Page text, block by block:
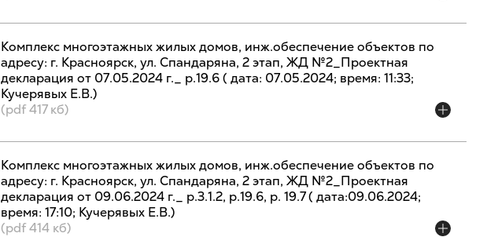
Комплекс многоэтажных жилых домов, инж.обеспечение объектов по
адресу: г. Красноярск, ул. Спандаряна, 2 этап, ЖД №2_Проектная
декларация от 07.05.2024 г._ р.19.6 ( дата: 07.05.2024; время: 11:33;
Кучерявых Е.В.)
(pdf 417 кб)
Комплекс многоэтажных жилых домов, инж.обеспечение объектов по
адресу: г. Красноярск, ул. Спандаряна, 2 этап, ЖД №2_Проектная
декларация от 09.06.2024 г._ р.3.1.2, р.19.6, р. 19.7 ( дата:09.06.2024;
время: 17:10; Кучерявых Е.В.)
(pdf 414 кб)